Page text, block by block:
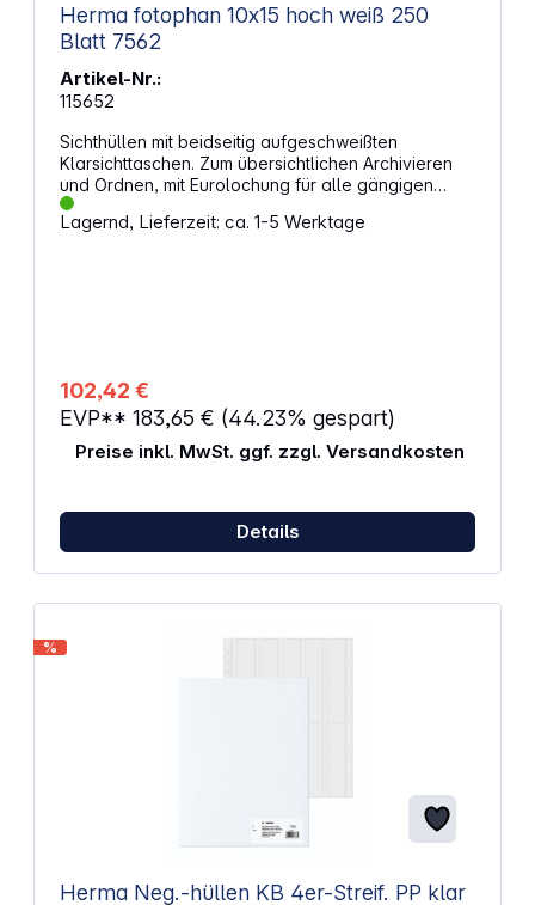
Herma fotophan 10x15 hoch weiß 250
Blatt 7562
Artikel-Nr.:
115652
Sichthüllen mit beidseitig aufgeschweißten
Klarsichttaschen. Zum übersichtlichen Archivieren
und Ordnen, mit Eurolochung für alle gängigen
Ordner und Ringbücher.Aus fotofreundlicher,
absolut weichmacherfreier Polypropylen-Folie.
Lagernd, Lieferzeit: ca. 1-5 Werktage
102,42 €
EVP** 183,65 € (44.23% gespart)
Preise inkl. MwSt. ggf. zzgl. Versandkosten
Details
%
Herma Neg.-hüllen KB 4er-Streif. PP klar